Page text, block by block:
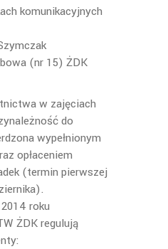
komunikacyjnych
(nr 15) ŻDK
w zajęciach
do
wypełnionym
opłaceniem
(termin pierwszej
roku
ŻDK regulują